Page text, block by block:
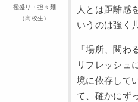
極盛り・担々麺
（高校生）
人とは距離感
いうのは強く
「場所、関わ
リフレッシュ
境に依存して
て、確かにず